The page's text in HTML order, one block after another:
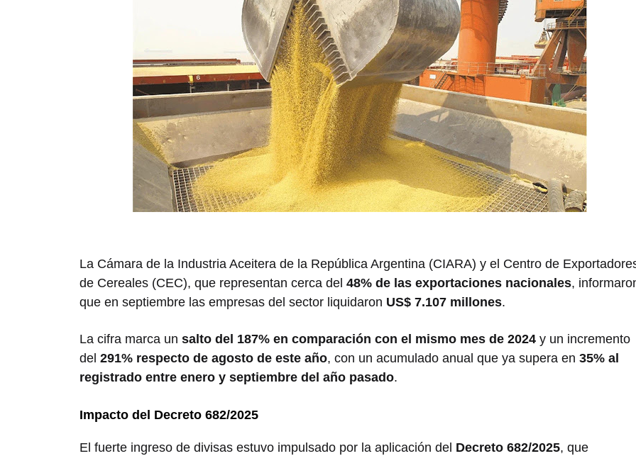
La Cámara de la Industria Aceitera de la República Argentina (CIARA) y el Centro de
de Cereales (CEC), que representan cerca del 48% de las exportaciones nacionales,
que en septiembre las empresas del sector liquidaron US$ 7.107 millones.
La cifra marca un salto del 187% en comparación con el mismo mes de 2024 y un incremento
del 291% respecto de agosto de este año, con un acumulado anual que ya supera en 35% al
registrado entre enero y septiembre del año pasado.
Impacto del Decreto 682/2025
El fuerte ingreso de divisas estuvo impulsado por la aplicación del Decreto 682/2025, que